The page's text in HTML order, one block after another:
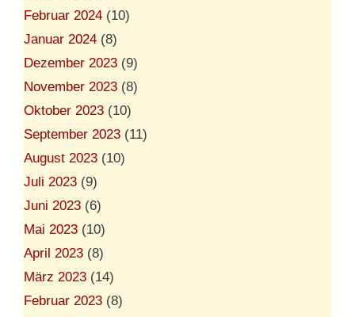
Februar 2024 (10)
Januar 2024 (8)
Dezember 2023 (9)
November 2023 (8)
Oktober 2023 (10)
September 2023 (11)
August 2023 (10)
Juli 2023 (9)
Juni 2023 (6)
Mai 2023 (10)
April 2023 (8)
März 2023 (14)
Februar 2023 (8)